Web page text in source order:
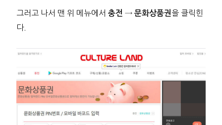
그러고 나서 맨 위 메뉴에서 충전 → 문화상품권 을 클릭힌
다.